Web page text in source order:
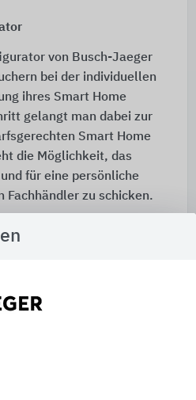
von Busch-Jaeger
bei der individuellen
ihres Smart Home
gelangt man dabei zur
Smart Home
die Möglichkeit, das
für eine persönliche
Fachhändler zu schicken.